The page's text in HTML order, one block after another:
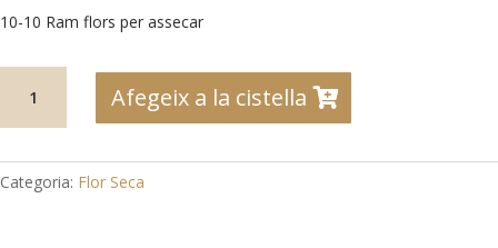
10-10 Ram flors per assecar
10-
Ram
Afegeix a la cistella
Categoria: Flor Seca